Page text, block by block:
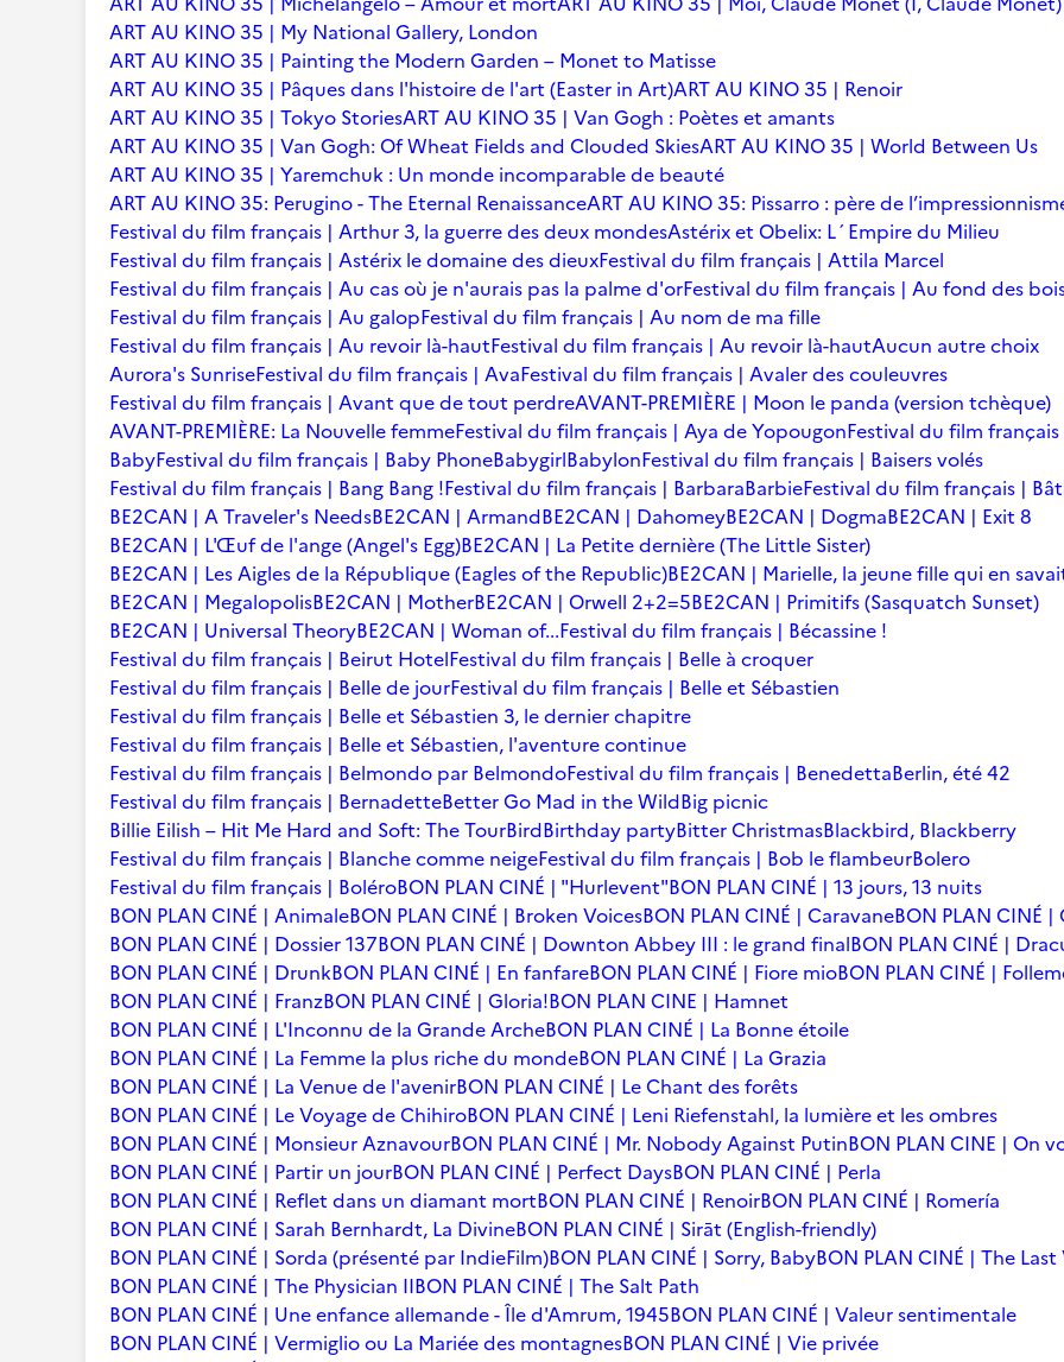
ART AU KINO 35 | My National Gallery, London
ART AU KINO 35 | Painting the Modern Garden – Monet to Matisse
ART AU KINO 35 | Pâques dans l'histoire de l'art (Easter in Art)ART AU KINO 35 | Renoir
ART AU KINO 35 | Tokyo StoriesART AU KINO 35 | Van Gogh : Poètes et amants
ART AU KINO 35 | Van Gogh: Of Wheat Fields and Clouded SkiesART AU KINO 35 | World Between Us
ART AU KINO 35 | Yaremchuk : Un monde incomparable de beauté
ART AU KINO 35: Perugino - The Eternal RenaissanceART AU KINO 35: Pissarro : père de
Festival du film français | Arthur 3, la guerre des deux mondesAstérix et Obelix: L´Empire du Milieu
Festival du film français | Astérix le domaine des dieuxFestival du film français | Attila Marcel
Festival du film français | Au cas où je n'aurais pas la palme d'orFestival du film français | Au fond des
Festival du film français | Au galopFestival du film français | Au nom de ma fille
Festival du film français | Au revoir là-hautFestival du film français | Au revoir là-hautAucun autre choix
Aurora's SunriseFestival du film français | AvaFestival du film français | Avaler des couleuvres
Festival du film français | Avant que de tout perdreAVANT-PREMIÈRE | Moon le panda (version tchèque)
AVANT-PREMIÈRE: La Nouvelle femmeFestival du film français | Aya de YopougonFestival du film français
BabyFestival du film français | Baby PhoneBabygirlBabylonFestival du film français | Baisers volés
Festival du film français | Bang Bang !Festival du film français | BarbaraBarbieFestival du film français |
BE2CAN | A Traveler's NeedsBE2CAN | ArmandBE2CAN | DahomeyBE2CAN | DogmaBE2CAN | Exit 8
BE2CAN | L'Œuf de l'ange (Angel's Egg)BE2CAN | La Petite dernière (The Little Sister)
BE2CAN | Les Aigles de la République (Eagles of the Republic)BE2CAN | Marielle, la jeune fille qui en
BE2CAN | MegalopolisBE2CAN | MotherBE2CAN | Orwell 2+2=5BE2CAN | Primitifs (Sasquatch Sunset)
BE2CAN | Universal TheoryBE2CAN | Woman of...Festival du film français | Bécassine !
Festival du film français | Beirut HotelFestival du film français | Belle à croquer
Festival du film français | Belle de jourFestival du film français | Belle et Sébastien
Festival du film français | Belle et Sébastien 3, le dernier chapitre
Festival du film français | Belle et Sébastien, l'aventure continue
Festival du film français | Belmondo par BelmondoFestival du film français | BenedettaBerlin, été 42
Festival du film français | BernadetteBetter Go Mad in the WildBig picnic
Billie Eilish – Hit Me Hard and Soft: The TourBirdBirthday partyBitter ChristmasBlackbird, Blackberry
Festival du film français | Blanche comme neigeFestival du film français | Bob le flambeurBolero
Festival du film français | BoléroBON PLAN CINÉ | "Hurlevent"BON PLAN CINÉ | 13 jours, 13 nuits
BON PLAN CINÉ | AnimaleBON PLAN CINÉ | Broken VoicesBON PLAN CINÉ | CaravaneBON PLAN CINÉ
BON PLAN CINÉ | Dossier 137BON PLAN CINÉ | Downton Abbey III : le grand finalBON PLAN CINÉ |
BON PLAN CINÉ | DrunkBON PLAN CINÉ | En fanfareBON PLAN CINÉ | Fiore mioBON PLAN CINÉ |
BON PLAN CINÉ | FranzBON PLAN CINÉ | Gloria!BON PLAN CINE | Hamnet
BON PLAN CINÉ | L'Inconnu de la Grande ArcheBON PLAN CINÉ | La Bonne étoile
BON PLAN CINÉ | La Femme la plus riche du mondeBON PLAN CINÉ | La Grazia
BON PLAN CINÉ | La Venue de l'avenirBON PLAN CINÉ | Le Chant des forêts
BON PLAN CINÉ | Le Voyage de ChihiroBON PLAN CINÉ | Leni Riefenstahl, la lumière et les ombres
BON PLAN CINÉ | Monsieur AznavourBON PLAN CINÉ | Mr. Nobody Against PutinBON PLAN CINE | On
BON PLAN CINÉ | Partir un jourBON PLAN CINÉ | Perfect DaysBON PLAN CINÉ | Perla
BON PLAN CINÉ | Reflet dans un diamant mortBON PLAN CINÉ | RenoirBON PLAN CINÉ | Romería
BON PLAN CINÉ | Sarah Bernhardt, La DivineBON PLAN CINÉ | Sirāt (English-friendly)
BON PLAN CINÉ | Sorda (présenté par IndieFilm)BON PLAN CINÉ | Sorry, BabyBON PLAN CINÉ | The
BON PLAN CINÉ | The Physician IIBON PLAN CINÉ | The Salt Path
BON PLAN CINÉ | Une enfance allemande - Île d'Amrum, 1945BON PLAN CINÉ | Valeur sentimentale
BON PLAN CINÉ | Vermiglio ou La Mariée des montagnesBON PLAN CINÉ | Vie privée